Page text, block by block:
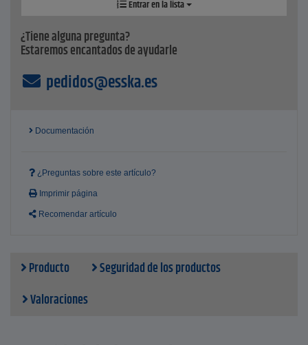
Entrar en la lista
¿Tiene alguna pregunta?
Estaremos encantados de ayudarle
pedidos@esska.es
Documentación
¿Preguntas sobre este artículo?
Imprimir página
Recomendar artículo
Producto
Seguridad de los productos
Valoraciones